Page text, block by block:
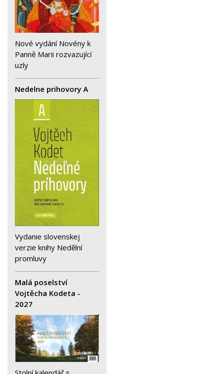
Nové vydání Novény k
Panně Marii rozvazující
uzly
Nedelne prihovory A
Vydanie slovenskej
verzie knihy Nedělní
promluvy
Malá poselství
Vojtěcha Kodeta -
2027